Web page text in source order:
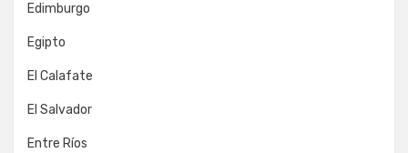
Edimburgo
Egipto
El Calafate
El Salvador
Entre Ríos